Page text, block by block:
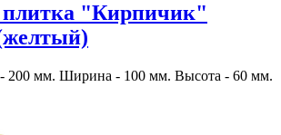
плитка "Кирпичик"
- 200 мм. Ширина - 100 мм. Высота - 60 мм.